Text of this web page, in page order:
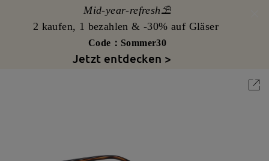
Mid-year-refresh⛱️
2 kaufen, 1 bezahlen & -30% auf Gläser
Code：Sommer30
Jetzt entdecken >